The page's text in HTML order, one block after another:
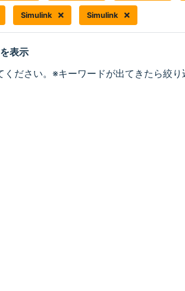
Simulink Simulink
表示
ださい。※キーワードが出てきたら絞り